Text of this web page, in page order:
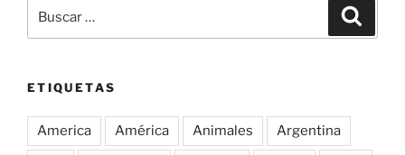
por:
ETIQUETAS
America América Animales Argentina